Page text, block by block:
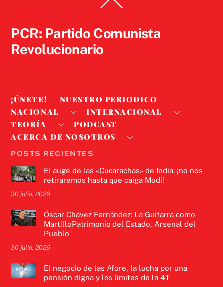
To
PCR: Partido Comunista
Revolucionario
¡ÚNETE!
NUESTRO PERIODICO
NACIONAL
INTERNACIONAL
TEORÍA
PODCAST
ACERCA DE NOSOTROS
POSTS RECIENTES
El auge de las «Cucarachas» de India: ¡no nos
retiraremos hasta que caiga Modi!
30 julio, 2026
Óscar Chávez Fernández: La Guitarra como
MartilloPatrimonio del Estado, Arsenal del
Pueblo
30 julio, 2026
El negocio de las Afore, la lucha por una
pensión digna y los límites de la 4T